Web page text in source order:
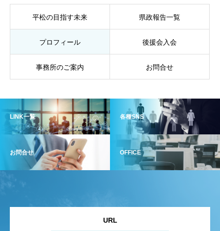
平松の目指す未来 県政報告一覧
プロフィール 後援会入会
事務所のご案内 お問合せ
LINK一覧 各種SNS
お問合せ OFFICE
URL